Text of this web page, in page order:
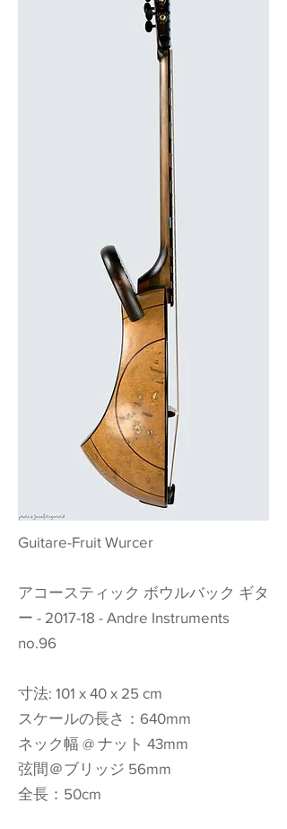
Guitare-Fruit Wurcer
アコースティック ボウルバック ギタ
ー - 2017-18 - Andre Instruments
no.96
寸法: 101 x 40 x 25 cm
スケールの長さ：640mm
ネック幅 @ ナット 43mm
弦間＠ブリッジ 56mm
全長：50cm